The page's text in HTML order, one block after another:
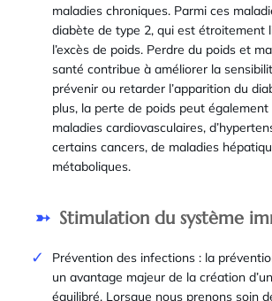
maladies chroniques. Parmi ces
diabète de type 2, qui est étroitement
l’excès de poids. Perdre du poids et
santé contribue à améliorer la
prévenir ou retarder l’apparition du
plus, la perte de poids peut
maladies cardiovasculaires,
certains cancers, de maladies
métaboliques.
Stimulation du système
Prévention des infections : la
un avantage majeur de la création
équilibré. Lorsque nous prenons soin